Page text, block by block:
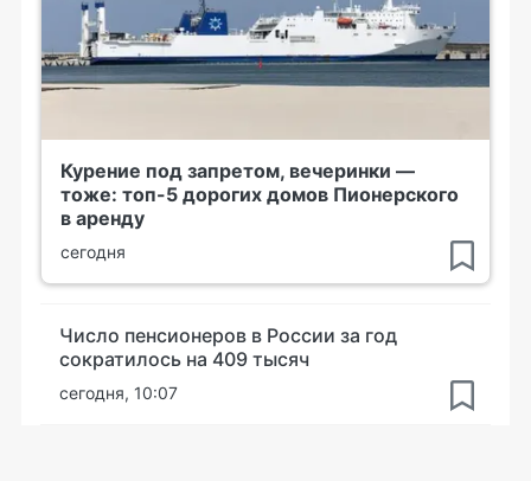
Курение под запретом, вечеринки —
тоже: топ-5 дорогих домов Пионерского
в аренду
сегодня
Число пенсионеров в России за год
сократилось на 409 тысяч
сегодня, 10:07